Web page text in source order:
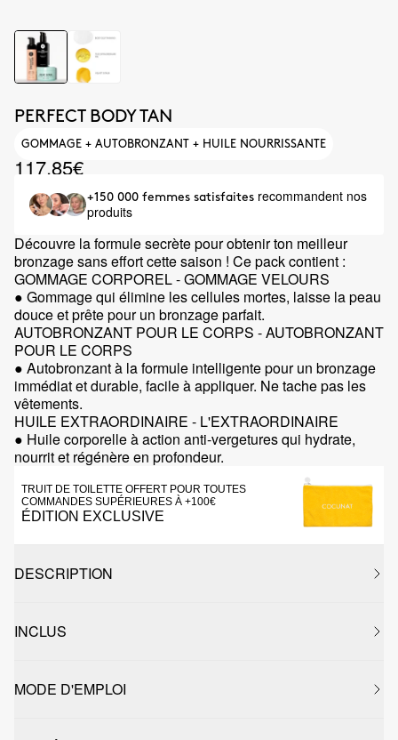
PERFECT BODY TAN
GOMMAGE + AUTOBRONZANT + HUILE NOURRISSANTE
117.85€
+150 000 femmes satisfaites recommandent nos
produits
Découvre la formule secrète pour obtenir ton meilleur
bronzage sans effort cette saison ! Ce pack contient :
GOMMAGE CORPOREL - GOMMAGE VELOURS
● Gommage qui élimine les cellules mortes, laisse la peau
douce et prête pour un bronzage parfait.
AUTOBRONZANT POUR LE CORPS - AUTOBRONZANT
POUR LE CORPS
● Autobronzant à la formule intelligente pour un bronzage
immédiat et durable, facile à appliquer. Ne tache pas les
vêtements.
HUILE EXTRAORDINAIRE - L'EXTRAORDINAIRE
● Huile corporelle à action anti-vergetures qui hydrate,
nourrit et régénère en profondeur.
TRUIT DE TOILETTE OFFERT POUR TOUTES
COMMANDES SUPÉRIEURES À +100€
ÉDITION EXCLUSIVE
DESCRIPTION
INCLUS
MODE D'EMPLOI